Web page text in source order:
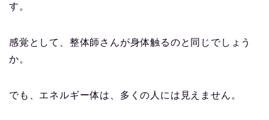
す。
感覚として、整体師さんが身体触るのと同じでしょう
か。
でも、エネルギー体は、多くの人には見えません。